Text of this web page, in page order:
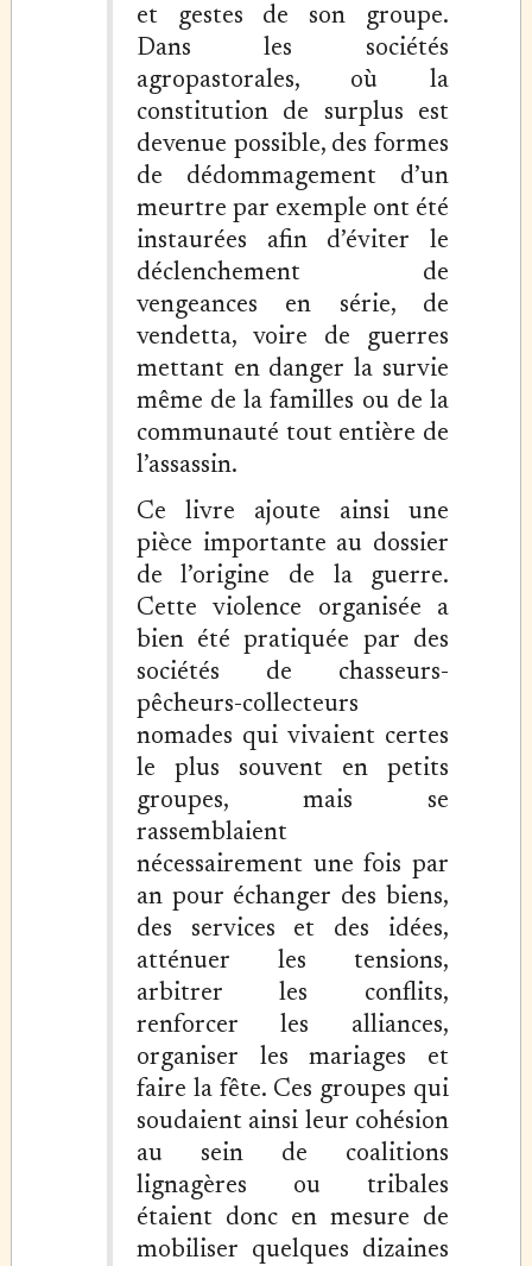
et gestes de son groupe.
Dans les sociétés
agropastorales, où la
constitution de surplus est
devenue possible, des formes
de dédommagement d’un
meurtre par exemple ont été
instaurées afin d’éviter le
déclenchement de
vengeances en série, de
vendetta, voire de guerres
mettant en danger la survie
même de la familles ou de la
communauté tout entière de
l’assassin.
Ce livre ajoute ainsi une
pièce importante au dossier
de l’origine de la guerre.
Cette violence organisée a
bien été pratiquée par des
sociétés de chasseurs-
pêcheurs-collecteurs
nomades qui vivaient certes
le plus souvent en petits
groupes, mais se
rassemblaient
nécessairement une fois par
an pour échanger des biens,
des services et des idées,
atténuer les tensions,
arbitrer les conflits,
renforcer les alliances,
organiser les mariages et
faire la fête. Ces groupes qui
soudaient ainsi leur cohésion
au sein de coalitions
lignagères ou tribales
étaient donc en mesure de
mobiliser quelques dizaines